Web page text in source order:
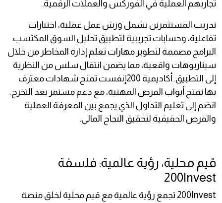
تجاربهم العملية في الفوركس والعملات الرقمية.
تدريب المستثمرين يشمل ورش عمل عملية، اختبارات
تفاعلية، وحسابات تجريبية لتطبيق تحليل السوق المكتسب.
البرامج مصممة لتطوير مهارات تعلم إدارة المخاطر من خلال
سيناريوهات واقعية، مما يضمن انتقال سلس من النظرية
إلى التطبيق. أكاديمية 200إنفست تمنح شهادات معترف
بها تفتح أبواب الفرص المهنية، مع دعم مستمر بعد التخرج.
انضم إلى تعليم التداول الذي يجمع بين المعرفة العملية
والفرص الحقيقية لتحقيق النجاح المالي.
قيم محلية، رؤية عالمية: فلسفة
200Invest
200Invest تجمع رؤية عالمية مع قيم محلية لخلق منصة